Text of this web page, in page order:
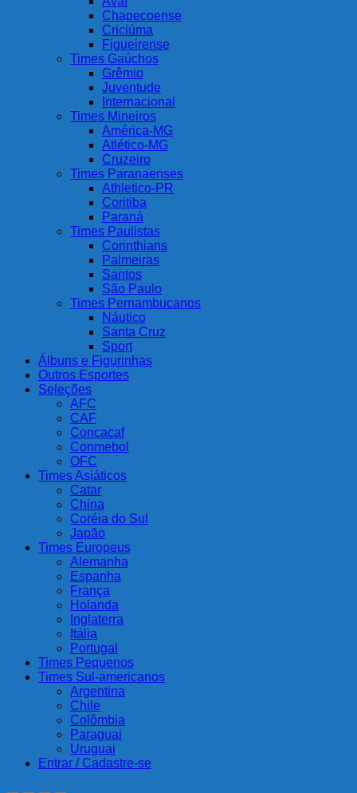
Chapecoense
Criciúma
Figueirense
Times Gaúchos
Grêmio
Juventude
Internacional
Times Mineiros
América-MG
Atlético-MG
Cruzeiro
Times Paranaenses
Athletico-PR
Coritiba
Paraná
Times Paulistas
Corinthians
Palmeiras
Santos
São Paulo
Times Pernambucanos
Náutico
Santa Cruz
Sport
Álbuns e Figurinhas
Outros Esportes
Seleções
AFC
CAF
Concacaf
Conmebol
OFC
Times Asiáticos
Catar
China
Coréia do Sul
Japão
Times Europeus
Alemanha
Espanha
França
Holanda
Inglaterra
Itália
Portugal
Times Pequenos
Times Sul-americanos
Argentina
Chile
Colômbia
Paraguai
Uruguai
Entrar / Cadastre-se